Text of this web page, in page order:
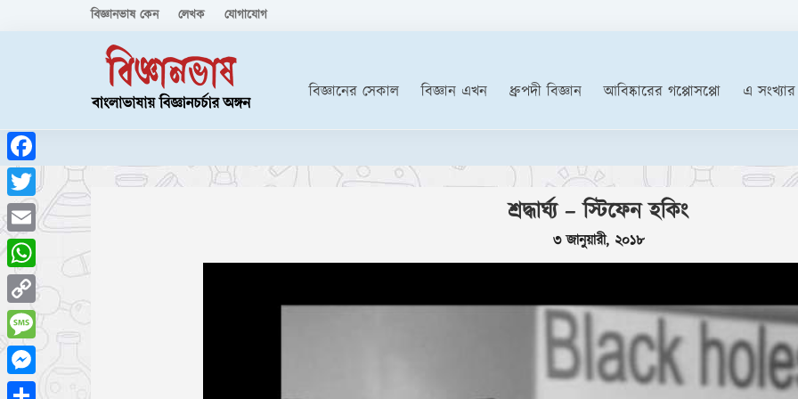
বিজ্ঞানভাষ কেন লেখক যোগাযোগ
বিজ্ঞানের সেকাল বিজ্ঞান এখন ধ্রুপদী বিজ্ঞান আবিষ্কারের গপ্পোসপ্পো এ
শ্রদ্ধার্ঘ্য – স্টিফেন হকিং
৩ জানুয়ারী, ২০১৮
Facebook
Twitter
Email
WhatsApp
Copy
Link
Message
Messenger